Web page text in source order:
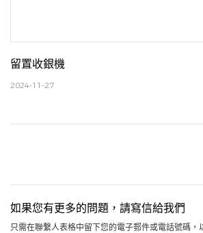
留置收銀機
2024-11-27
如果您有更多的問題，請寫信給我們
只需在聯繫人表格中留下您的電子郵件或電話號碼，